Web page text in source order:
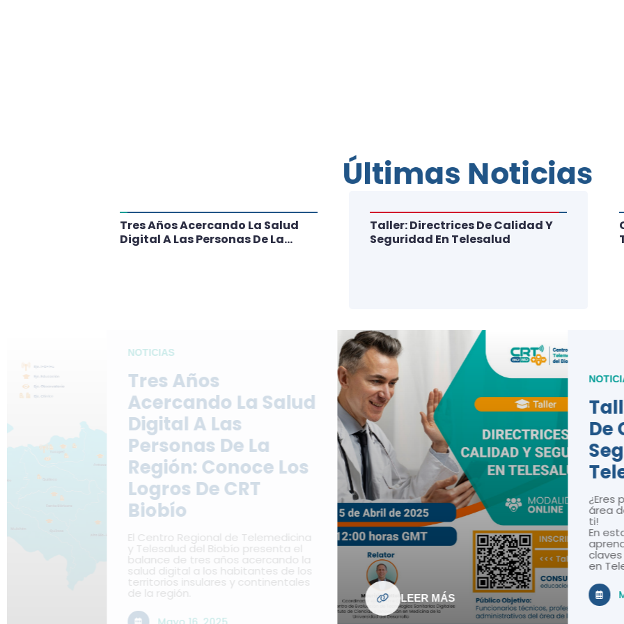
Tres Años
Acercando La Salud
Digital A Las
Personas De La
Región: Conoce Los
Logros De CRT
El Centro Regional de Telemedicina
y Telesalud del Biobío presenta el
balance de tres años acercando la
salud digital a los habitantes de los
territorios insulares y continentales
LEER MÁS
NOTICIAS
Taller:
De Calidad Y
Seguridad En
Telesalud
¿Eres profesional o
área de la salud? ¡Este
ti!
En esta capacitación
aprenderás sobre las
claves para la calidad y
en Telesalud en Chile.
Marzo 25, 2025
Tres Años Acercando La Salud
Digital A Las Personas De La
Taller: Directrices De Calidad Y
Seguridad En Telesalud
Últimas Noticias